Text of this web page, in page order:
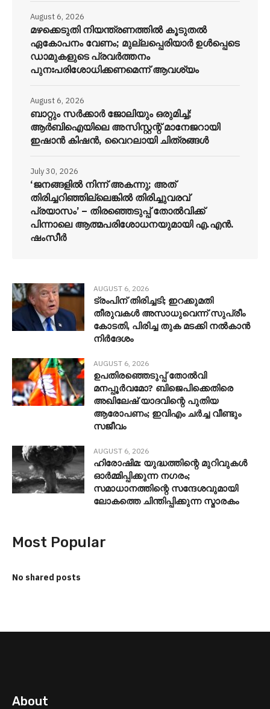
മഴക്കെടുതി നിയന്ത്രണത്തിൽ കൂടുതൽ
ഏകോപനം വേണം; മുല്ലപ്പെരിയാർ ഉൾപ്പെടെ
ഡാമുകളുടെ പ്രവർത്തനം
പുനഃപരിശോധിക്കണമെന്ന് ആവശ്യം
August 6, 2026
ബാറ്റും സർക്കാർ ജോലിയും ഒരുമിച്ച്;
ആർബിഐയിലെ അസിസ്റ്റന്റ് മാനേജറായി
ഇഷാൻ കിഷൻ, വൈറലായി ചിത്രങ്ങൾ
August 6, 2026
‘ജനങ്ങളിൽ നിന്ന് അകന്നു; അത്
തിരിച്ചറിഞ്ഞില്ലെങ്കിൽ തിരിച്ചുവരവ്
പ്രയാസം’ – തിരഞ്ഞെടുപ്പ് തോൽവിക്ക്
പിന്നാലെ ആത്മപരിശോധനയുമായി എ.എൻ.
ഷംസീർ
July 30, 2026
AUGUST 6, 2026
ട്രംപിന് തിരിച്ചടി; ഇറക്കുമതി
തീരുവകൾ അസാധുവെന്ന് സുപ്രീം
കോടതി, പിരിച്ച തുക മടക്കി നൽകാൻ
നിർദേശം
AUGUST 6, 2026
ഉപതിരഞ്ഞെടുപ്പ് തോൽവി
മനപ്പൂർവമോ? ബിജെപിക്കെതിരെ
അഖിലേഷ് യാദവിന്റെ പുതിയ
ആരോപണം; ഇവിഎം ചർച്ച വീണ്ടും
സജീവം
AUGUST 6, 2026
ഹിരോഷിമ: യുദ്ധത്തിന്റെ മുറിവുകൾ
ഓർമ്മിപ്പിക്കുന്ന നഗരം;
സമാധാനത്തിന്റെ സന്ദേശവുമായി
ലോകത്തെ ചിന്തിപ്പിക്കുന്ന സ്മാരകം
Most Popular
No shared posts
About